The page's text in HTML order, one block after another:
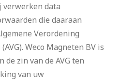
verwerken data
die daaraan
Verordening
Weco Magneten BV is
zin van de AVG ten
van uw